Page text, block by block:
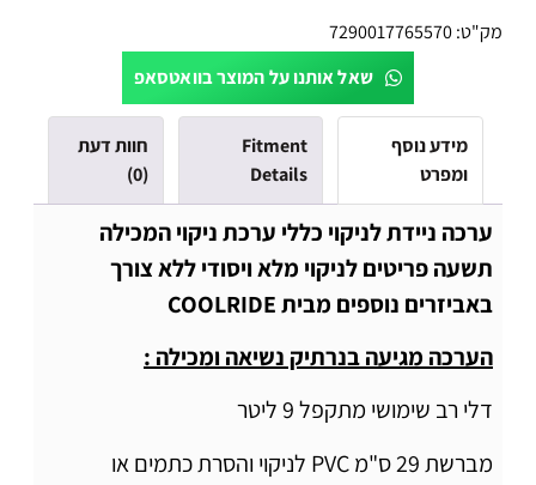
מק"ט:7290017765570
שאל אותנו על המוצר בוואטסאפ
מידע נוסף
ומפרט
Fitment
Details
חוות דעת
(0)
ערכה ניידת לניקוי כללי ערכת ניקוי המכילה
תשעה פריטים לניקוי מלא ויסודי ללא צורך
באביזרים נוספים מבית COOLRIDE
הערכה מגיעה בנרתיק נשיאה ומכילה :
דלי רב שימושי מתקפל 9 ליטר
מברשת 29 ס"מ PVC לניקוי והסרת כתמים או